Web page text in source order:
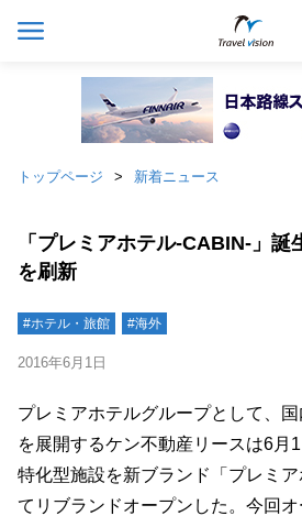
トップページ 新着ニュース
「プレミアホテル-CABIN-」誕
を刷新
#ホテル・旅館 #海外
2016年6月1日
プレミアホテルグループとして、
を展開するケン不動産リースは6月
特化型施設を新ブランド「プレミ
てリブランドオープンした。今回